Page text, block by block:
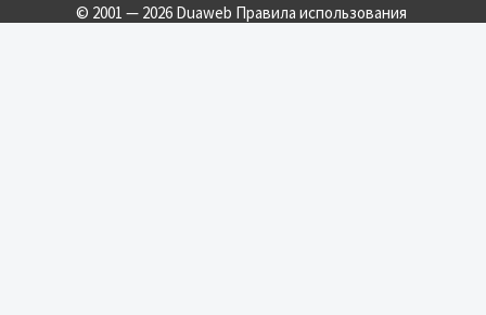
© 2001 — 2026 Duaweb Правила использования